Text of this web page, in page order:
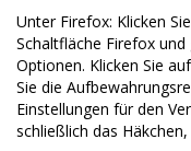
Unter Firefox: Klicken
Schaltfläche Firefox
Optionen. Klicken Sie
Sie die
Einstellungen für den
schließlich das